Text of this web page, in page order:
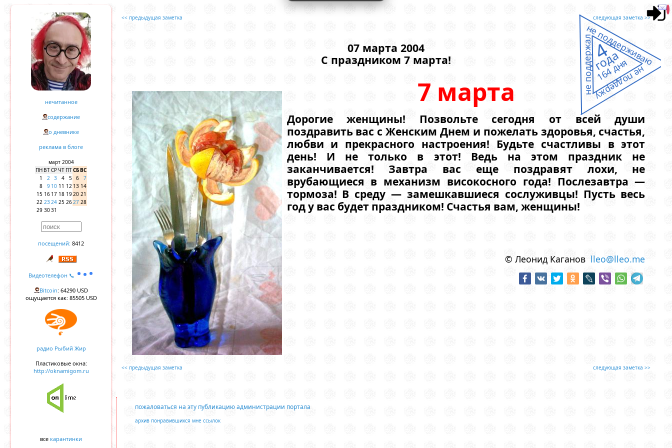
нечитанное
содержание
о дневнике
реклама в блоге
март 2004
ПН ВТСРЧТ ПТСБВС
1
2 3 4 5 6
7
8
9 10 11 12 13 14
15 16 17 18 1920 21
22 2324 25 2627 28
29 3031
посещений: 8412
Видеотелефон 📞
Bitcoin: 64290 USD
ощущается как: 85505 USD
радио Рыбий Жир
Пластиковые окна:
http://oknamigom.ru
все карантинки
<< предыдущая заметка следующая заметка >>
07 марта 2004
С праздником 7 марта!
7 марта
Дорогие женщины! Позвольте сегодня от всей души
поздравить вас с Женским Днем и пожелать здоровья, счастья,
любви и прекрасного настроения! Будьте счастливы в этот
день! И не только в этот! Ведь на этом праздник не
заканчивается! Завтра вас еще поздравят лохи, не
врубающиеся в механизм високосного года! Послезавтра —
тормоза! В среду — замешкавшиеся сослуживцы! Пусть весь
год у вас будет праздником! Счастья вам, женщины!
© Леонид Каганов lleo@lleo.me
<< предыдущая заметка следующая заметка >>
пожаловаться на эту публикацию администрации портала
архив понравившихся мне ссылок
не поддержал
не поддерживаю
не поддержу
4
года
164 дня